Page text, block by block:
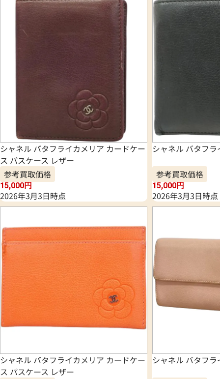
シャネル バタフライカメリア カードケー
ス パスケース レザー
参考買取価格
15,000円
2026年3月3日時点
シャネル バタフ
参考買取価格
15,000円
2026年3月3日時点
シャネル バタフライカメリア カードケー
ス パスケース レザー
シャネル バタフ